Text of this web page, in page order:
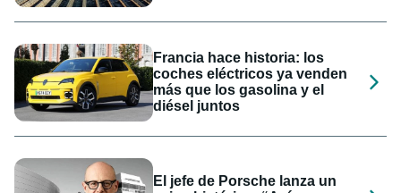
Francia hace historia: los
coches eléctricos ya venden
más que los gasolina y el
diésel juntos
El jefe de Porsche lanza un